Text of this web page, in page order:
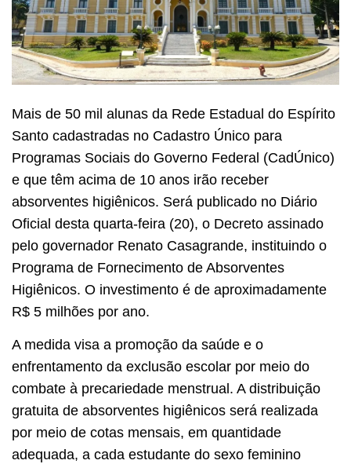
Mais de 50 mil alunas da Rede Estadual do Espírito
Santo cadastradas no Cadastro Único para
Programas Sociais do Governo Federal (CadÚnico)
e que têm acima de 10 anos irão receber
absorventes higiênicos. Será publicado no Diário
Oficial desta quarta-feira (20), o Decreto assinado
pelo governador Renato Casagrande, instituindo o
Programa de Fornecimento de Absorventes
Higiênicos. O investimento é de aproximadamente
R$ 5 milhões por ano.
A medida visa a promoção da saúde e o
enfrentamento da exclusão escolar por meio do
combate à precariedade menstrual. A distribuição
gratuita de absorventes higiênicos será realizada
por meio de cotas mensais, em quantidade
adequada, a cada estudante do sexo feminino